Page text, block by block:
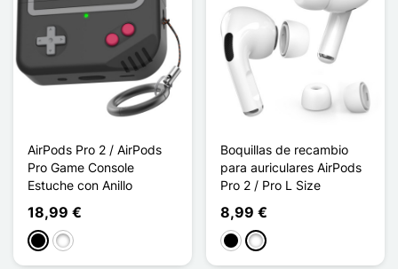
AirPods Pro 2 / AirPods
Pro Game Console
Estuche con Anillo
18,99 €
NegroGris Blanc
Boquillas de recambio
para auriculares AirPods
Pro 2 / Pro L Size
8,99 €
NegroBlanco